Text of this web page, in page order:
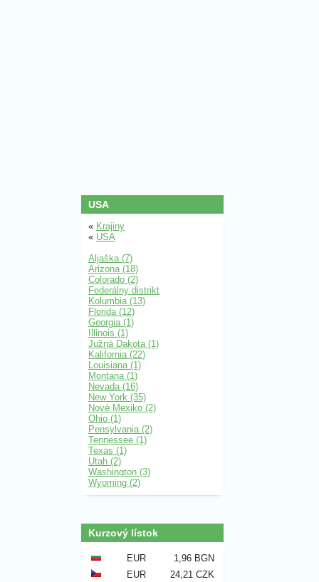
USA
« Krajiny
« USA
Aljaška (7)
Arizona (18)
Colorado (2)
Federálny distrikt
Kolumbia (13)
Florida (12)
Georgia (1)
Illinois (1)
Južná Dakota (1)
Kalifornia (22)
Louisiana (1)
Montana (1)
Nevada (16)
New York (35)
Nové Mexiko (2)
Ohio (1)
Pensylvania (2)
Tennessee (1)
Texas (1)
Utah (2)
Washington (3)
Wyoming (2)
Kurzový lístok
EUR
1,96 BGN
EUR
24,21 CZK